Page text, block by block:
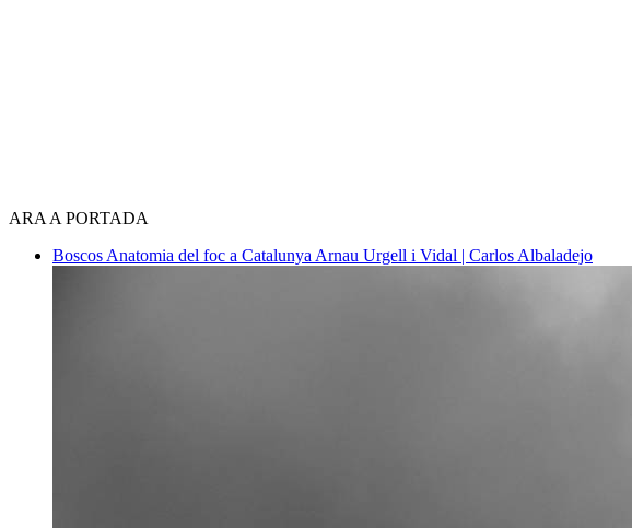
ARA A PORTADA
Boscos Anatomia del foc a Catalunya Arnau Urgell i Vidal | Carlos Albaladejo